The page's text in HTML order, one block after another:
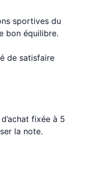
sportives du
bon équilibre.
de satisfaire
fixée à 5
la note.